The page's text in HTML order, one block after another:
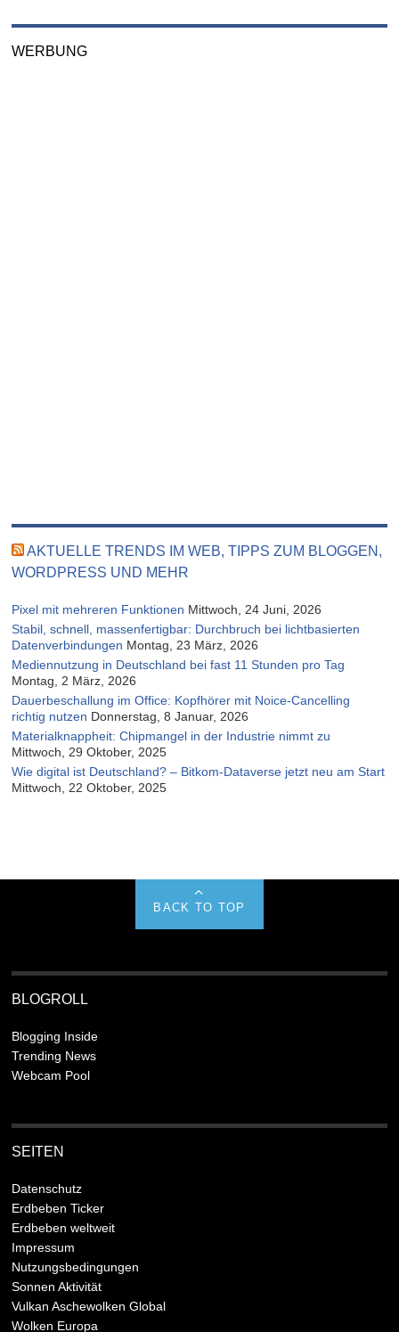
WERBUNG
AKTUELLE TRENDS IM WEB, TIPPS ZUM BLOGGEN,
WORDPRESS UND MEHR
Pixel mit mehreren Funktionen Mittwoch, 24 Juni, 2026
Stabil, schnell, massenfertigbar: Durchbruch bei lichtbasierten
Datenverbindungen Montag, 23 März, 2026
Mediennutzung in Deutschland bei fast 11 Stunden pro Tag
Montag, 2 März, 2026
Dauerbeschallung im Office: Kopfhörer mit Noice-Cancelling
richtig nutzen Donnerstag, 8 Januar, 2026
Materialknappheit: Chipmangel in der Industrie nimmt zu
Mittwoch, 29 Oktober, 2025
Wie digital ist Deutschland? – Bitkom-Dataverse jetzt neu am Start
Mittwoch, 22 Oktober, 2025
BACK TO TOP
BLOGROLL
Blogging Inside
Trending News
Webcam Pool
SEITEN
Datenschutz
Erdbeben Ticker
Erdbeben weltweit
Impressum
Nutzungsbedingungen
Sonnen Aktivität
Vulkan Aschewolken Global
Wolken Europa